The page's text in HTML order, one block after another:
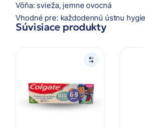
Vôňa: svieža, jemne ovocná
Vhodné pre: každodennú ústnu
Súvisiace produkty